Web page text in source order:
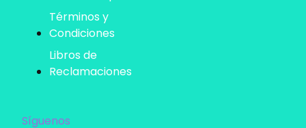
Términos y
Condiciones
Libros de
Reclamaciones
Síguenos